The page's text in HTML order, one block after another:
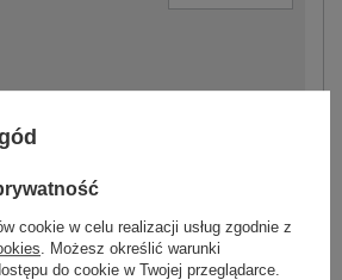
pomożemy.
740 Zadaj pytanie
cookie w celu realizacji usług zgodnie z
. Możesz określić warunki
do cookie w Twojej przeglądarce.